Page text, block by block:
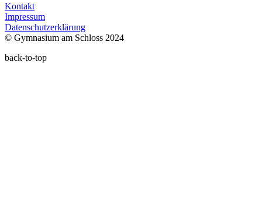
Kontakt
Impressum
Datenschutzerklärung
© Gymnasium am Schloss 2024
back-to-top